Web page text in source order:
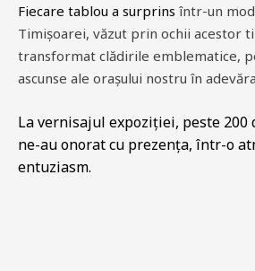
Fiecare tablou a surprins într-un
Timișoarei, văzut prin ochii acestor
transformat clădirile emblematice,
ascunse ale orașului nostru în
La vernisajul expoziției, peste 200
ne-au onorat cu prezența, într-o
entuziasm.